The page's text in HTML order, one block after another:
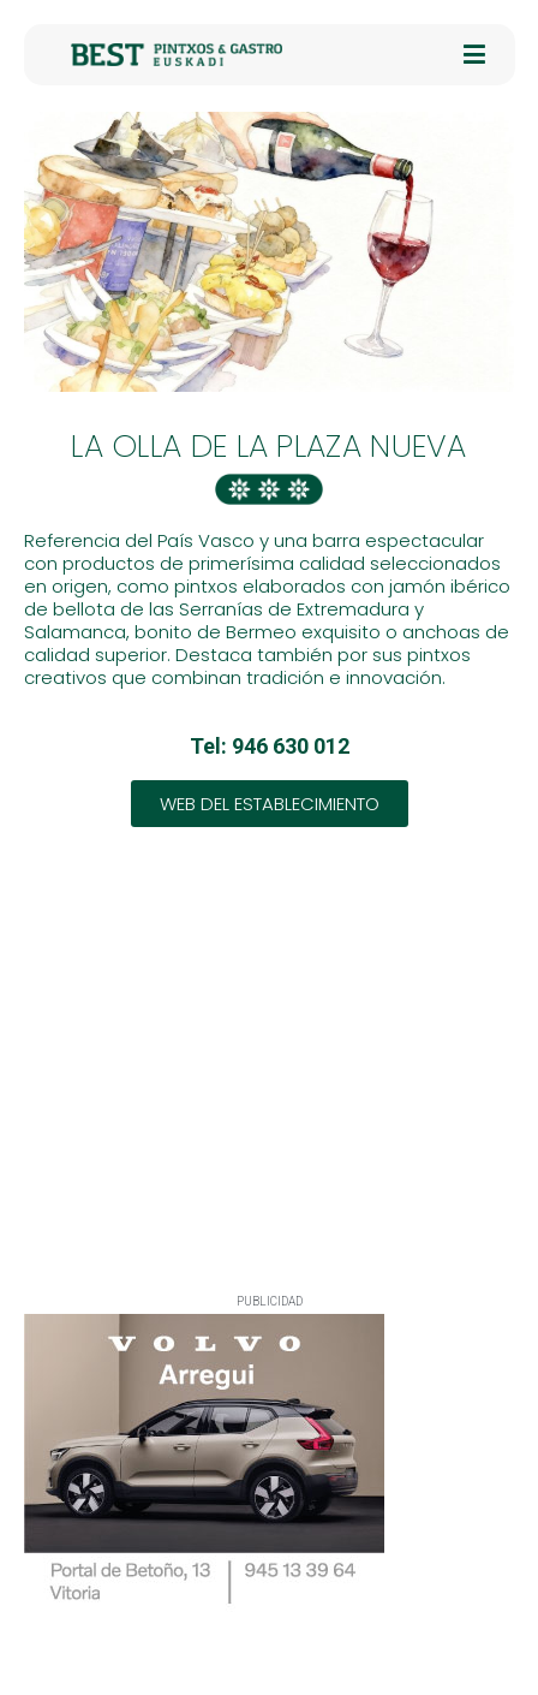
LA OLLA DE LA PLAZA NUEVA
Referencia del País Vasco y una barra espectacular
con productos de primerísima calidad seleccionados
en origen, como pintxos elaborados con jamón ibérico
de bellota de las Serranías de Extremadura y
Salamanca, bonito de Bermeo exquisito o anchoas de
calidad superior. Destaca también por sus pintxos
creativos que combinan tradición e innovación.
Tel: 946 630 012
WEB DEL ESTABLECIMIENTO
PUBLICIDAD